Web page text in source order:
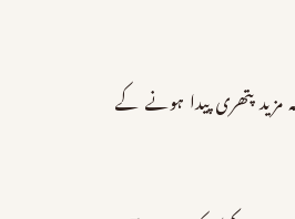
پتھری پیدا ہونے کے